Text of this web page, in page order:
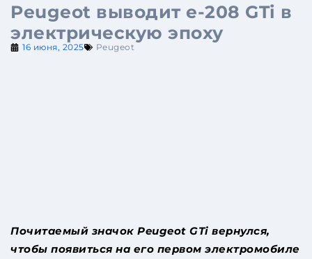
Peugeot выводит e-208 GTi в
электрическую эпоху
16 июня, 2025 Peugeot
Почитаемый значок Peugeot GTi вернулся,
чтобы появиться на его первом электромобиле